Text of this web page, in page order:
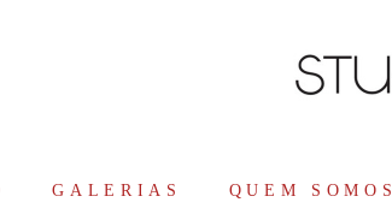
GALERIAS QUEM SOMOS